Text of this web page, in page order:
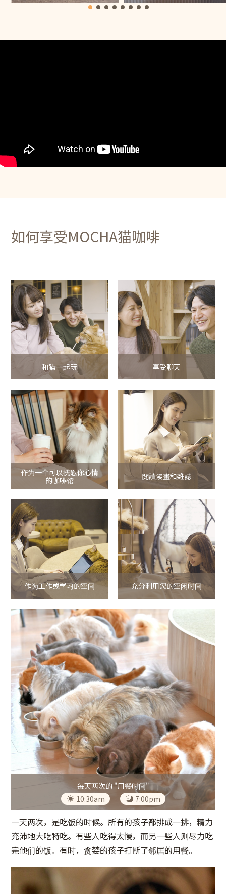
如何享受MOCHA猫咖啡
和猫一起玩 享受聊天
作为一个可以抚慰你心情
的咖啡馆
閱讀漫畫和雜誌
作为工作或学习的空间 充分利用您的空闲时间
每天两次的 "用餐时间"
10:30am
7:00pm
一天两次，是吃饭的时候。所有的孩子都排成一排，精力
充沛地大吃特吃。有些人吃得太慢，而另一些人则尽力吃
完他们的饭。有时，贪婪的孩子打断了邻居的用餐。